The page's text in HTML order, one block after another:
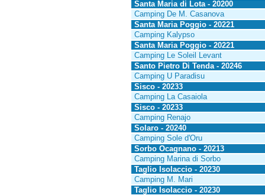
Santa Maria di Lota - 20200
Camping De M. Casanova
Santa Maria Poggio - 20221
Camping Kalypso
Santa Maria Poggio - 20221
Camping Le Soleil Levant
Santo Pietro Di Tenda - 20246
Camping U Paradisu
Sisco - 20233
Camping La Casaiola
Sisco - 20233
Camping Renajo
Solaro - 20240
Camping Sole d'Oru
Sorbo Ocagnano - 20213
Camping Marina di Sorbo
Taglio Isolaccio - 20230
Camping M. Mari
Taglio Isolaccio - 20230